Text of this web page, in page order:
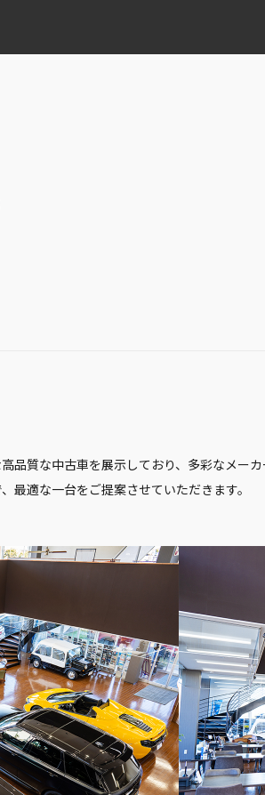
品質な中古車を展示しており、多彩なメーカ
最適な一台をご提案させていただきます。